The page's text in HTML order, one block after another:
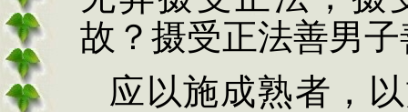
故？摄受正法善男
应以施成熟者，